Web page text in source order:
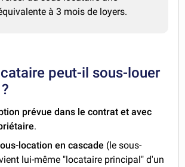
à 3 mois de loyers.
peut-il sous-louer
prévue dans le contrat et avec
.
location en cascade (le sous-
lui-même "locataire principal" d'un